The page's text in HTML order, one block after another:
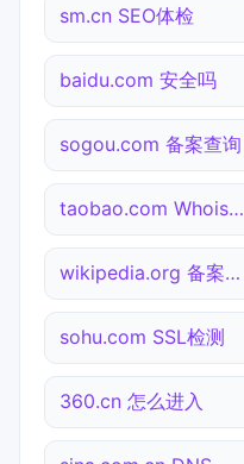
sm.cn SEO体检
baidu.com 安全吗
sogou.com 备案查询
taobao.com Whois查询
wikipedia.org 备案查询
sohu.com SSL检测
360.cn 怎么进入